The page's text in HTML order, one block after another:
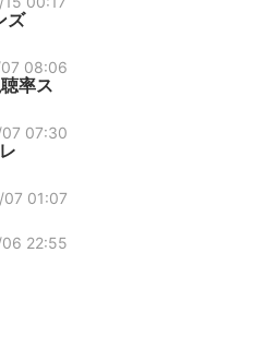
ズ
08:06
率ス
07:30
01:07
22:55